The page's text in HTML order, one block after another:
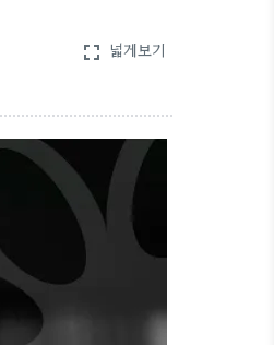
fullscreen 넓게보기